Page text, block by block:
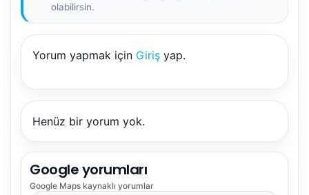
olabilirsin.
Yorum yapmak için Giriş yap.
Henüz bir yorum yok.
Google yorumları
Google Maps kaynaklı yorumlar
NBY Akıllı Asistan
AI kullanmadan, sitedeki gerçek yerlerle akıllı rota
önerir.
Şehir / ilçe